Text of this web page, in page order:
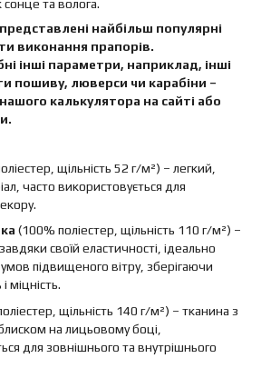
сонце та волога.
найбільш популярні
виконання прапорів.
інші параметри, наприклад, інші
пошиву, люверси чи карабіни –
калькулятора на сайті або
щільність 52 г/м²) – легкий,
часто використовується для
(100% поліестер, щільність 110 г/м²) –
своїй еластичності, ідеально
підвищеного вітру, зберігаючи
міцність.
щільність 140 г/м²) – тканина з
на лицьовому боці,
для зовнішнього та внутрішнього